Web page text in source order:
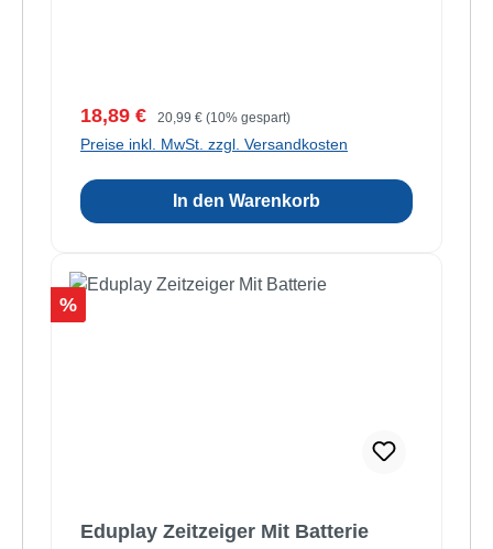
Verkaufspreis:
18,89 € Regulärer Preis:
20,99 € (10% gespart)
Preise inkl. MwSt. zzgl. Versandkosten
In den Warenkorb
Rabatt
%
Eduplay Zeitzeiger Mit Batterie